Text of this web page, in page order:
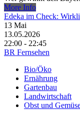
More Info
Edeka im Check:
13 Mai
13.05.2026
22:00 - 22:45
BR Fernsehen
Bio/Öko
Ernährung
Gartenbau
Landwirtschaft
Obst und